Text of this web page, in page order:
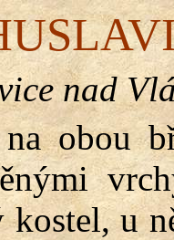
nad
obou
kostel, u